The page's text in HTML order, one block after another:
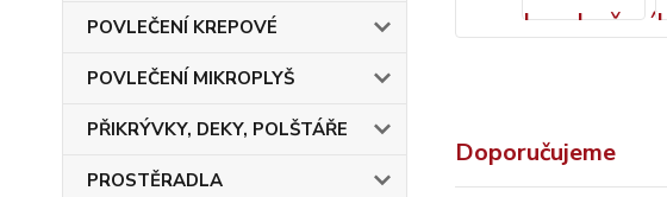
POVLEČENÍ KREPOVÉ
POVLEČENÍ MIKROPLYŠ
PŘIKRÝVKY, DEKY, POLŠTÁŘE
PROSTĚRADLA
Doporučujeme